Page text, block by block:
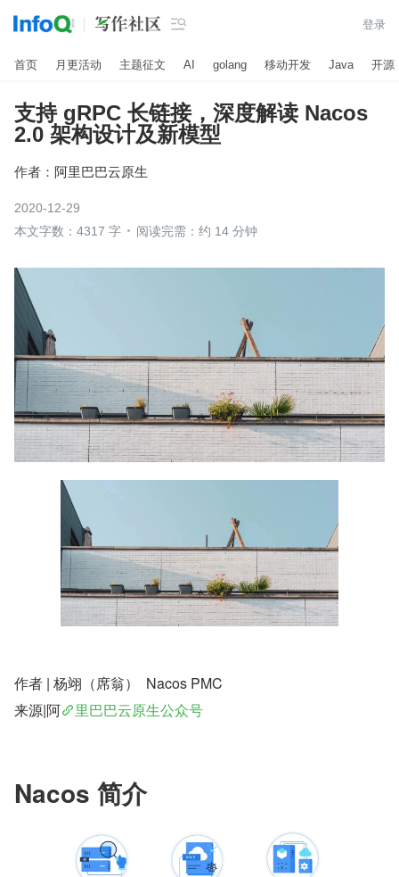
 登录
首页 月更活动 主题征文 AI golang 移动开发 Java 开源
支持 gRPC 长链接，深度解读 Nacos
2.0 架构设计及新模型
作者： 阿里巴巴云原生
2020-12-29
本文字数：4317 字
阅读完需：约 14 分钟
作者 | 杨翊（席翁）  Nacos PMC
来源|阿
里巴巴云原生公众号
Nacos 简介